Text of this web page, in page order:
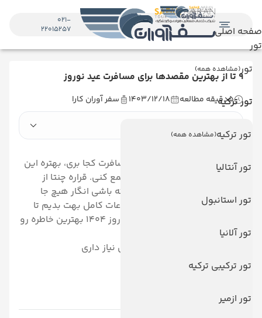
صفحه اصلی
تور
تور(مشاهده همه)
تور ترکیه
تور ترکیه(مشاهده همه)
تور آنتالیا
تور استانبول
تور آلانیا
تور ترکیبی ترکیه
تور ازمیر
021-
22015257
9 تا از بهترین مقصدها برای مسافرت عید نوروز
5دقیقه مطالعه 1403/12/18
سفر آوران کارا
اگه هنوز هم نمی دونی عید مسافرت کجا بری، بهتره این
مقاله رو بخونی و چمدونت رو جمع کنی. قراره چنتا از
جذاب ترین مقاصدی که اگه نرفته باشی انگار هیچ جا
نرفتی رو بهت معرفی کنیم. اطلاعات کامل بهت بدیم تا
ببینی کدوم رو انتخاب کنی و نوروز 1404 بهترین خاطره رو
بسازی.
چمدون رو بذار پیشت تا بگم چی نیاز داری
1-بالی